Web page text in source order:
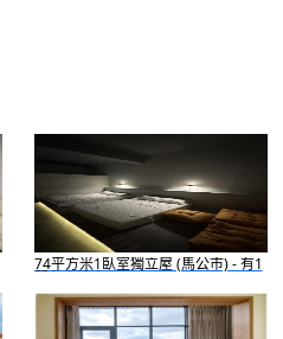
74平方米1臥室獨立屋 (馬公市) - 有1
間私人浴室